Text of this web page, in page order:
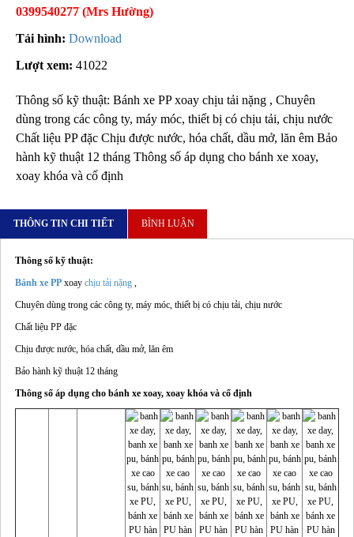
0399540277 (Mrs Hường)
Tải hình: Download
Lượt xem: 41022
Thông số kỹ thuật: Bánh xe PP xoay chịu tải nặng , Chuyên
dùng trong các công ty, máy móc, thiết bị có chịu tải, chịu nước
Chất liệu PP đặc Chịu được nước, hóa chất, dầu mở, lăn êm Bảo
hành kỹ thuật 12 tháng Thông số áp dụng cho bánh xe xoay,
xoay khóa và cố định
THÔNG TIN CHI TIẾT BÌNH LUẬN
Thông số kỹ thuật:
Bánh xe PP xoay chịu tải nặng ,
Chuyên dùng trong các công ty, máy móc, thiết bị có chịu tải, chịu nước
Chất liệu PP đặc
Chịu được nước, hóa chất, dầu mở, lăn êm
Bảo hành kỹ thuật 12 tháng
Thông số áp dụng cho bánh xe xoay, xoay khóa và cố định